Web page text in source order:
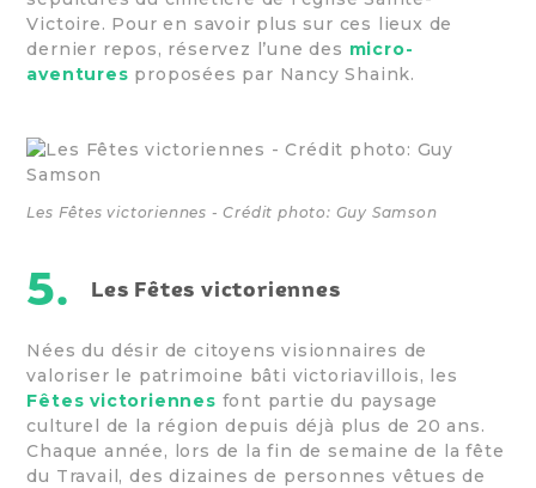
Victoire. Pour en savoir plus sur ces lieux de
dernier repos, réservez l’une des micro-
aventures proposées par Nancy Shaink.
Les Fêtes victoriennes - Crédit photo: Guy Samson
5. Les Fêtes victoriennes
Nées du désir de citoyens visionnaires de
valoriser le patrimoine bâti victoriavillois, les
Fêtes victoriennes font partie du paysage
culturel de la région depuis déjà plus de 20 ans.
Chaque année, lors de la fin de semaine de la fête
du Travail, des dizaines de personnes vêtues de